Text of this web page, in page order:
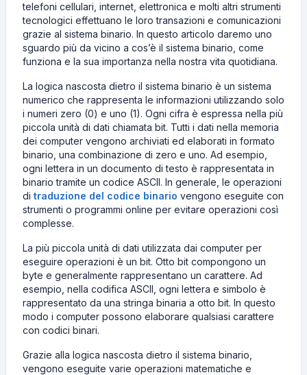
telefoni cellulari, internet, elettronica e molti altri strumenti
tecnologici effettuano le loro transazioni e comunicazioni
grazie al sistema binario. In questo articolo daremo uno
sguardo più da vicino a cos’è il sistema binario, come
funziona e la sua importanza nella nostra vita quotidiana.
La logica nascosta dietro il sistema binario è un sistema
numerico che rappresenta le informazioni utilizzando solo
i numeri zero (0) e uno (1). Ogni cifra è espressa nella più
piccola unità di dati chiamata bit. Tutti i dati nella memoria
dei computer vengono archiviati ed elaborati in formato
binario, una combinazione di zero e uno. Ad esempio,
ogni lettera in un documento di testo è rappresentata in
binario tramite un codice ASCII. In generale, le operazioni
di traduzione del codice binario vengono eseguite con
strumenti o programmi online per evitare operazioni così
complesse.
La più piccola unità di dati utilizzata dai computer per
eseguire operazioni è un bit. Otto bit compongono un
byte e generalmente rappresentano un carattere. Ad
esempio, nella codifica ASCII, ogni lettera e simbolo è
rappresentato da una stringa binaria a otto bit. In questo
modo i computer possono elaborare qualsiasi carattere
con codici binari.
Grazie alla logica nascosta dietro il sistema binario,
vengono eseguite varie operazioni matematiche e